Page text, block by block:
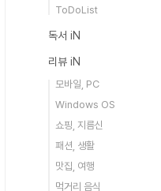
ToDoList
독서 iN
리뷰 iN
모바일, PC
Windows OS
쇼핑, 지름신
패션, 생활
맛집, 여행
먹거리 음식